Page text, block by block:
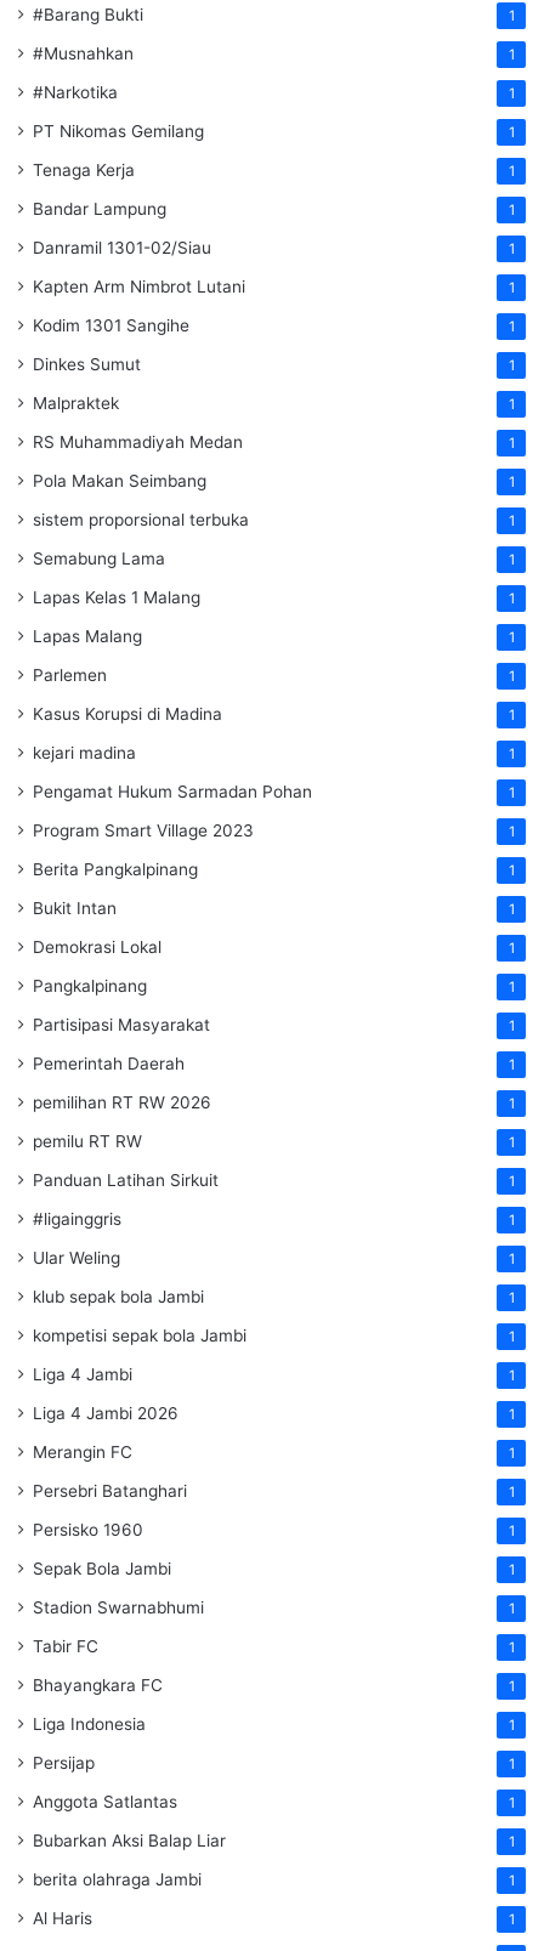
#Barang Bukti 1
#Musnahkan 1
#Narkotika 1
PT Nikomas Gemilang 1
Tenaga Kerja 1
Bandar Lampung 1
Danramil 1301-02/Siau 1
Kapten Arm Nimbrot Lutani 1
Kodim 1301 Sangihe 1
Dinkes Sumut 1
Malpraktek 1
RS Muhammadiyah Medan 1
Pola Makan Seimbang 1
sistem proporsional terbuka 1
Semabung Lama 1
Lapas Kelas 1 Malang 1
Lapas Malang 1
Parlemen 1
Kasus Korupsi di Madina 1
kejari madina 1
Pengamat Hukum Sarmadan Pohan 1
Program Smart Village 2023 1
Berita Pangkalpinang 1
Bukit Intan 1
Demokrasi Lokal 1
Pangkalpinang 1
Partisipasi Masyarakat 1
Pemerintah Daerah 1
pemilihan RT RW 2026 1
pemilu RT RW 1
Panduan Latihan Sirkuit 1
#ligainggris 1
Ular Weling 1
klub sepak bola Jambi 1
kompetisi sepak bola Jambi 1
Liga 4 Jambi 1
Liga 4 Jambi 2026 1
Merangin FC 1
Persebri Batanghari 1
Persisko 1960 1
Sepak Bola Jambi 1
Stadion Swarnabhumi 1
Tabir FC 1
Bhayangkara FC 1
Liga Indonesia 1
Persijap 1
Anggota Satlantas 1
Bubarkan Aksi Balap Liar 1
berita olahraga Jambi 1
Al Haris 1